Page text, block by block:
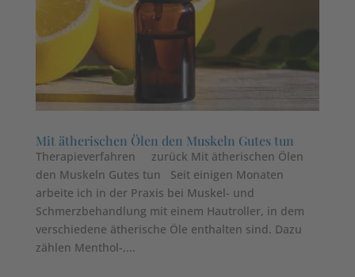
Mit ätherischen Ölen den Muskeln Gutes tun
Therapieverfahren zurück Mit ätherischen Ölen
den Muskeln Gutes tun Seit einigen Monaten
arbeite ich in der Praxis bei Muskel- und
Schmerzbehandlung mit einem Hautroller, in dem
verschiedene ätherische Öle enthalten sind. Dazu
zählen Menthol-,...